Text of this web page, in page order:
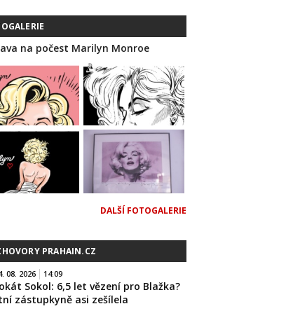
na počest Marilyn Monroe
DALŠÍ FOTOGALERIE
PRAHAIN.CZ
08. 2026 14:09
Sokol: 6,5 let vězení pro Blažka?
zástupkyně asi zešílela